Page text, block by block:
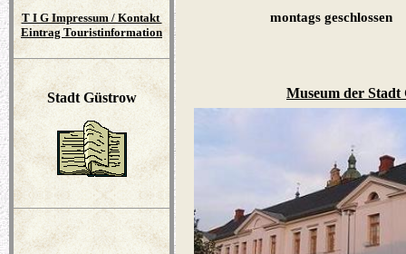
T I G Impressum / Kontakt
Eintrag Touristinformation
Stadt Güstrow
montags geschlossen
Museum der Stadt